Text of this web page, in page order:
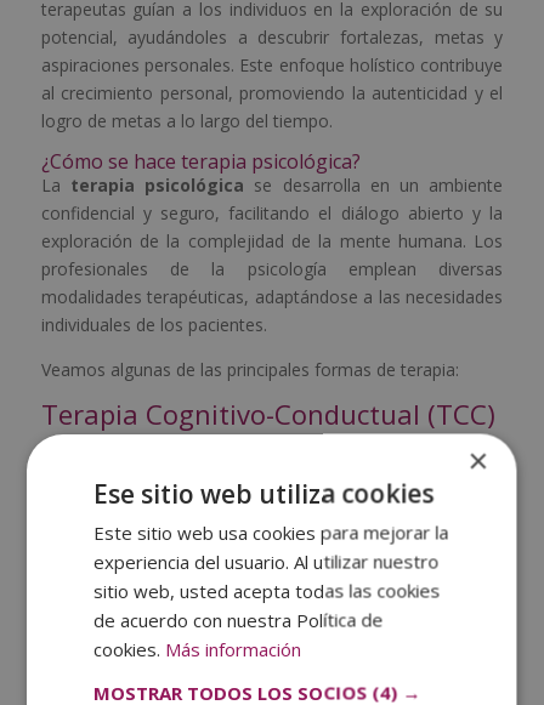
terapeutas guían a los individuos en la exploración de su
potencial, ayudándoles a descubrir fortalezas, metas y
aspiraciones personales. Este enfoque holístico contribuye
al crecimiento personal, promoviendo la autenticidad y el
logro de metas a lo largo del tiempo.
¿Cómo se hace terapia psicológica?
La terapia psicológica se desarrolla en un ambiente
confidencial y seguro, facilitando el diálogo abierto y la
exploración de la complejidad de la mente humana. Los
profesionales de la psicología emplean diversas
modalidades terapéuticas, adaptándose a las necesidades
individuales de los pacientes.
Veamos algunas de las principales formas de terapia:
Terapia Cognitivo-Conductual (TCC)
La TCC se erige como una modalidad terapéutica
fundamentada en la idea de que los pensamientos y
comportamientos influyen en las emociones. Durante las
sesiones, el terapeuta trabaja con el paciente para
identificar patrones de pensamiento negativos o
distorsionados. Posteriormente, se fomenta la
reestructuración cognitiva y la adopción de
comportamientos más saludables. Este enfoque se revela
×
Ese sitio web utiliza cookies
Este sitio web usa cookies para mejorar la
experiencia del usuario. Al utilizar nuestro
sitio web, usted acepta todas las cookies
de acuerdo con nuestra Política de
cookies. Más información
MOSTRAR TODOS LOS SOCIOS (4) →